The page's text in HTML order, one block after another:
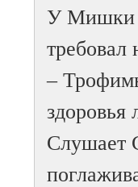
У Мишки
требовал
–
Слушает